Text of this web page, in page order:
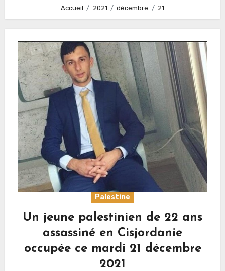
Accueil 2021 décembre 21
Palestine
Un jeune palestinien de 22 ans
assassiné en Cisjordanie
occupée ce mardi 21 décembre
2021